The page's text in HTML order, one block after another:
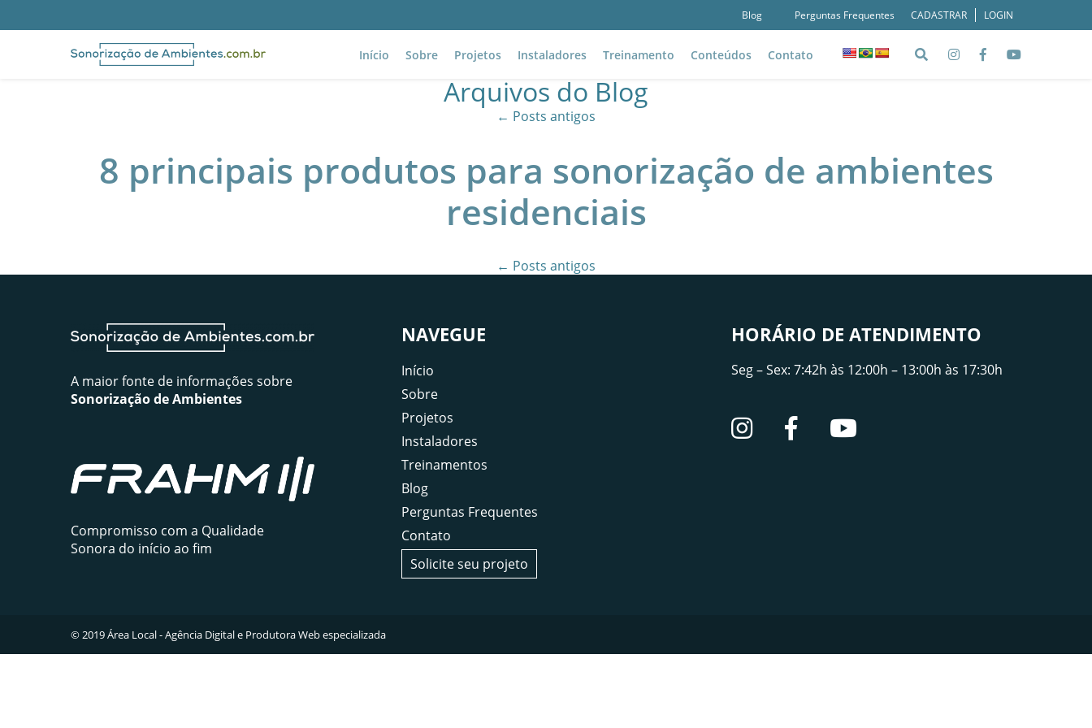
Blog Perguntas Frequentes CADASTRAR LOGIN
Início Sobre Projetos
Solicite seu projeto
Instaladores Treinamento Conteúdos Contato
Arquivos do Blog
← Posts antigos
8 principais produtos para sonorização de ambientes
residenciais
← Posts antigos
A maior fonte de informações sobre
Sonorização de Ambientes
Compromisso com a Qualidade
Sonora do início ao fim
NAVEGUE
Início
Sobre
Projetos
Instaladores
Treinamentos
Blog
Perguntas Frequentes
Contato
Solicite seu projeto
HORÁRIO DE ATENDIMENTO
Seg – Sex: 7:42h às 12:00h – 13:00h às 17:30h
© 2019Área Local - Agência Digital e Produtora Web especializada